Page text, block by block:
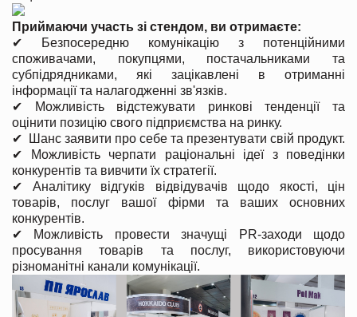
Приймаючи участь зі стендом, ви отримаєте:
✔ Безпосередню комунікацію з потенційними
споживачами, покупцями, постачальниками та
субпідрядниками, які зацікавлені в отриманні
інформації та налагодженні зв'язків.
✔ Можливість відстежувати ринкові тенденції та
оцінити позицію свого підприємства на ринку.
✔ Шанс заявити про себе та презентувати свій продукт.
✔ Можливість черпати раціональні ідеї з поведінки
конкурентів та вивчити їх стратегії.
✔ Аналітику відгуків відвідувачів щодо якості, цін
товарів, послуг вашої фірми та ваших основних
конкурентів.
✔ Можливість провести значущі PR-заходи щодо
просування товарів та послуг, використовуючи
різноманітні канали комунікації.